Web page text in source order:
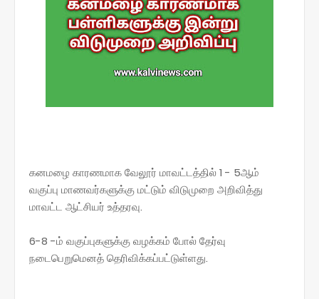
கனமழை காரணமாக வேலூர் மாவட்டத்தில் 1 - 5ஆம்
வகுப்பு மாணவர்களுக்கு மட்டும் விடுமுறை அறிவித்து
மாவட்ட ஆட்சியர் உத்தரவு.
6-8 -ம் வகுப்புகளுக்கு வழக்கம் போல் தேர்வு
நடைபெறுமெனத் தெரிவிக்கப்பட்டுள்ளது.